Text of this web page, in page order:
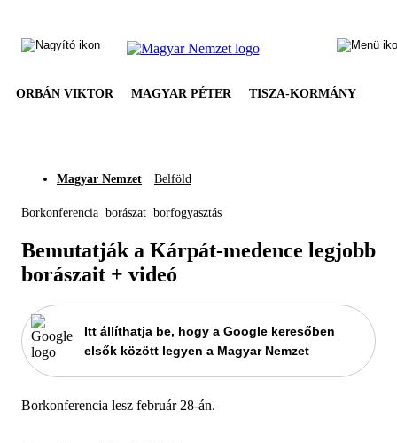
ORBÁN VIKTOR MAGYAR PÉTER TISZA-KORMÁNY
Magyar Nemzet Belföld
Borkonferencia borászat borfogyasztás
Bemutatják a Kárpát-medence legjobb
borászait + videó
Itt állíthatja be, hogy a Google keresőben
elsők között legyen a Magyar Nemzet
Borkonferencia lesz február 28-án.